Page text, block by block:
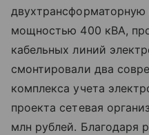
мощностью 400 кВА,
кабельных линий
смонтировали два
комплекса учета
проекта сетевая
млн рублей. Благодаря